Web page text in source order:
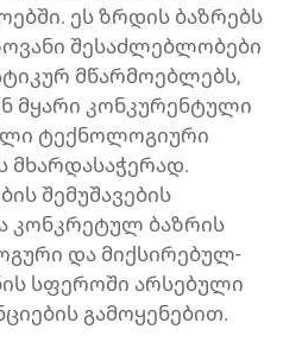
ეს ზრდის ბაზრებს
შესაძლებლობები
მწარმოებლებს,
მყარი კონკურენტული
ტექნოლოგიური
შემუშავების
კონკრეტულ ბაზრის
და მიქსირებულ-
სფეროში არსებული
გამოყენებით.